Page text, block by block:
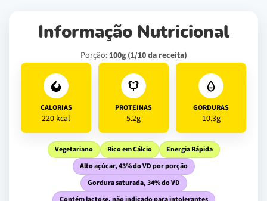
Informação Nutricional
Porção: 100g (1/10 da receita)
CALORIAS
220 kcal
PROTEINAS
5.2g
GORDURAS
10.3g
Vegetariano Rico em Cálcio
Energia Rápida
Alto açúcar, 43% do VD por porção
Gordura saturada, 34% do VD